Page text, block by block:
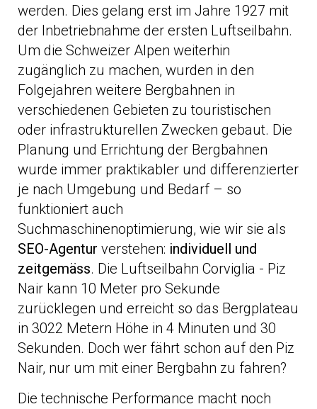
werden. Dies gelang erst im Jahre 1927 mit
der Inbetriebnahme der ersten Luftseilbahn.
Um die Schweizer Alpen weiterhin
zugänglich zu machen, wurden in den
Folgejahren weitere Bergbahnen in
verschiedenen Gebieten zu touristischen
oder infrastrukturellen Zwecken gebaut. Die
Planung und Errichtung der Bergbahnen
wurde immer praktikabler und differenzierter
je nach Umgebung und Bedarf – so
funktioniert auch
Suchmaschinenoptimierung, wie wir sie als
SEO-Agentur verstehen: individuell und
zeitgemäss. Die Luftseilbahn Corviglia - Piz
Nair kann 10 Meter pro Sekunde
zurücklegen und erreicht so das Bergplateau
in 3022 Metern Höhe in 4 Minuten und 30
Sekunden. Doch wer fährt schon auf den Piz
Nair, nur um mit einer Bergbahn zu fahren?
Die technische Performance macht noch